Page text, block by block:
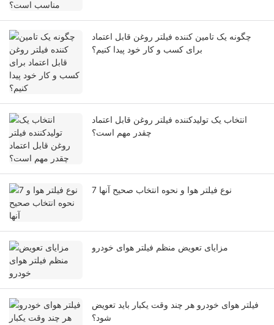
چگونه یک تامین کننده فیلتر روغن قابل اعتماد
برای کسب و کار خود پیدا کنیم؟
انتخاب یک تولیدکننده فیلتر روغن قابل اعتماد
چقدر مهم است؟
7 نوع فیلتر هوا و نحوه انتخاب صحیح آنها
مزایای تعویض منظم فیلتر هوای خودرو
فیلتر هوای خودرو هر چند وقت یکبار باید تعویض
شود؟